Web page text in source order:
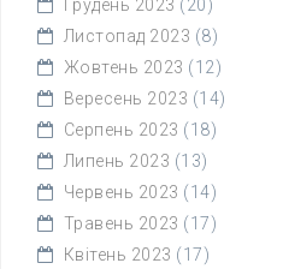
Грудень 2023 (20)
Листопад 2023 (8)
Жовтень 2023 (12)
Вересень 2023 (14)
Серпень 2023 (18)
Липень 2023 (13)
Червень 2023 (14)
Травень 2023 (17)
Квітень 2023 (17)